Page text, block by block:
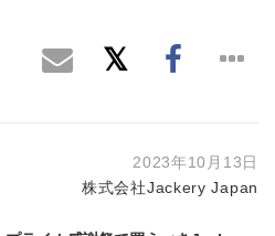
2023年10月13日
株式会社Jackery Japan